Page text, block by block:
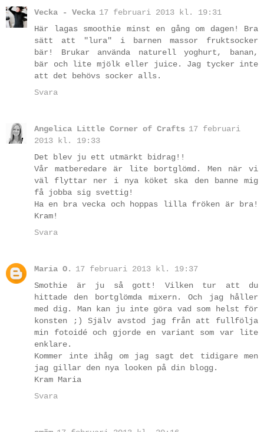
Vecka - Vecka 17 februari 2013 kl. 19:31
Här lagas smoothie minst en gång om dagen! Bra
sätt att "lura" i barnen massor fruktsocker
bär! Brukar använda naturell yoghurt, banan,
bär och lite mjölk eller juice. Jag tycker inte
att det behövs socker alls.
Svara
Angelica Little Corner of Crafts 17 februari
2013 kl. 19:33
Det blev ju ett utmärkt bidrag!!
Vår matberedare är lite bortglömd. Men när vi
väl flyttar ner i nya köket ska den banne mig
få jobba sig svettig!
Ha en bra vecka och hoppas lilla fröken är bra!
Kram!
Svara
Maria O.
17 februari 2013 kl. 19:37
Smothie är ju så gott! Vilken tur att du
hittade den bortglömda mixern. Och jag håller
med dig. Man kan ju inte göra vad som helst för
konsten ;) Själv avstod jag från att fullfölja
min fotoidé och gjorde en variant som var lite
enklare.
Kommer inte ihåg om jag sagt det tidigare men
jag gillar den nya looken på din blogg.
Kram Maria
Svara